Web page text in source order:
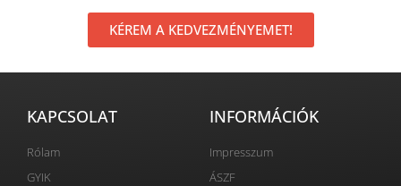
KÉREM A KEDVEZMÉNYEMET!
KAPCSOLAT
Rólam
GYIK
INFORMÁCIÓK
Impresszum
ÁSZF